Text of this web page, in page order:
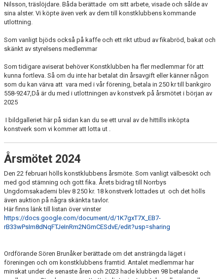
Nilsson, träslöjdare. Båda berättade om sitt arbete, visade och sålde av
sina alster. Vi köpte även verk av dem till konstklubbens kommande
utlottning.
Som vanligt bjöds också på kaffe och ett rikt utbud av fikabröd, bakat och
skänkt av styrelsens medlemmar
Som tidigare aviserat behöver Konstklubben ha fler medlemmar för att
kunna fortleva. Så om du inte har betalat din årsavgift eller känner någon
som du kan värva att vara med i vår förening, betala in 250 kr till bankgiro
558-9247,Då är du med i utlottningen av konstverk på årsmötet i början av
2025
I bildgalleriet här på sidan kan du se ett urval av de hittills inköpta
konstverk som vi kommer att lotta ut .
Årsmötet 2024
Den 22 februari hölls konstklubbens årsmöte. Som vanligt välbesökt och
med god stämning och gott fika. Årets bidrag till Norrbys
Ungdomsakademi blev 8 250 kr. 18 konstverk lottades ut och det hölls
även auktion på några skänkta tavlor.
Här finns länk till listan över vinster
https://docs.google.com/document/d/1K7gxT7X_EB7-
rB33wPsIm8dNqFTJeInRm2NGmCESdvE/edit?usp=sharing
Ordförande Sören Brunåker berättade om det ansträngda läget i
föreningen och om konstklubbens framtid. Antalet medlemmar har
minskat under de senaste åren och 2023 hade klubben 98 betalande